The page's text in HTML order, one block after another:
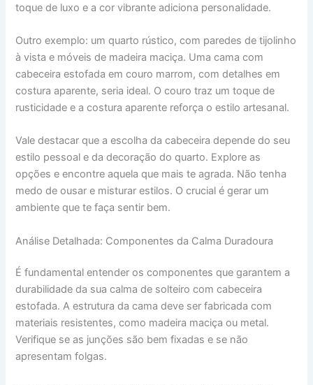
toque de luxo e a cor vibrante adiciona personalidade.
Outro exemplo: um quarto rústico, com paredes de tijolinho
à vista e móveis de madeira maciça. Uma cama com
cabeceira estofada em couro marrom, com detalhes em
costura aparente, seria ideal. O couro traz um toque de
rusticidade e a costura aparente reforça o estilo artesanal.
Vale destacar que a escolha da cabeceira depende do seu
estilo pessoal e da decoração do quarto. Explore as
opções e encontre aquela que mais te agrada. Não tenha
medo de ousar e misturar estilos. O crucial é gerar um
ambiente que te faça sentir bem.
Análise Detalhada: Componentes da Calma Duradoura
É fundamental entender os componentes que garantem a
durabilidade da sua calma de solteiro com cabeceira
estofada. A estrutura da cama deve ser fabricada com
materiais resistentes, como madeira maciça ou metal.
Verifique se as junções são bem fixadas e se não
apresentam folgas.